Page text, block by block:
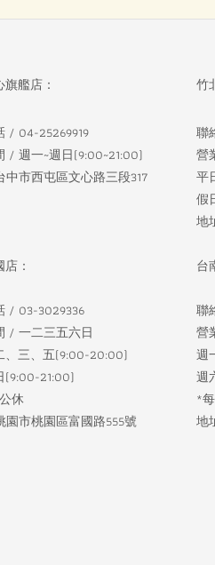
艦店：
/ 04-25269919
/ 週一~週日(9:00~21:00)
市西屯區文心路三段317
：
/ 03-3029336
/ 一二三五六日
、三、五(9:00-20:00)
(9:00-21:00)
休
市桃園區富國路555號
竹
聯
營
平
假
地
台
聯
營
週
週
*
地